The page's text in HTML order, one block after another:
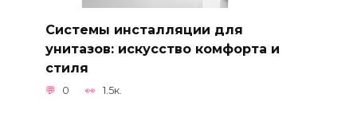
Системы инсталляции для
унитазов: искусство комфорта и
стиля
0 1.5к.